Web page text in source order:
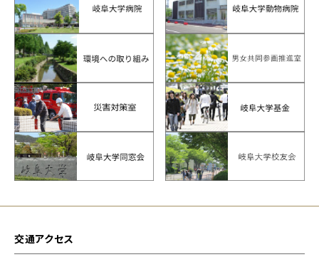
交通アクセス